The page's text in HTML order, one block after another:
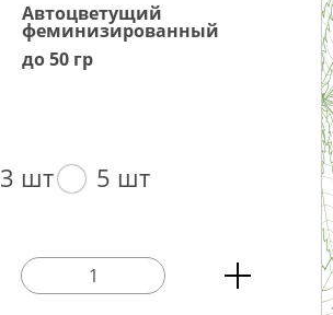
Автоцветущий
феминизированный
до 50 гр
3 шт 5 шт